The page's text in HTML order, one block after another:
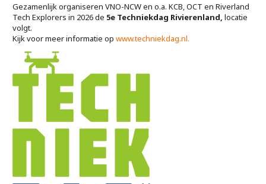
Gezamenlijk organiseren VNO-NCW en o.a. KCB, OCT en Riverland
Tech Explorers in 2026 de 5e Techniekdag Rivierenland, locatie
volgt.
Kijk voor meer informatie op www.techniekdag.nl.